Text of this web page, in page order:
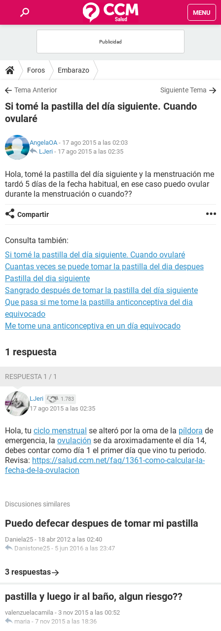
MENU
FOROS
SALUD
FAMILIA
NUTRICIÓN
SEXUALIDAD
GLOSARIO
Foros Embarazo
Tema Anterior Siguiente Tema
Si tomé la pastilla del día siguiente. Cuando
ovularé
AngelaOA- 17 ago 2015 a las 02:03
LJeri - 17 ago 2015 a las 02:35
Hola, tomé la pastilla del día siguiente y la menstruación me
tardó 5 días de la fecha habitual, en ese caso puedo ovular
durante la menstruación o cuando??
Compartir
Consulta también:
Si tomé la pastilla del día siguiente. Cuando ovularé
Cuantas veces se puede tomar la pastilla del dia despues
Pastilla del dia siguiente
Sangrado después de tomar la pastilla del día siguiente
Que pasa si me tome la pastilla anticonceptiva del dia
equivocado
Me tome una anticonceptiva en un día equivocado
1 respuesta
RESPUESTA 1 / 1
LJeri 1.783
17 ago 2015 a las 02:35
Hola, tu ciclo menstrual se alteró por la oma de la píldora de
emergencia, la ovulación se da aroximadamente el día 14,
debes contar como día 1 el primer día que vino tu periodo.
Revisa: https://salud.ccm.net/faq/1361-como-calcular-la-
fecha-de-la-ovulacion
Discusiones similares
Puedo defecar despues de tomar mi pastilla
Daniela25 - 18 abr 2012 a las 02:40
Danistone25 - 5 jun 2016 a las 23:47
3 respuestas
pastilla y luego ir al baño, algun riesgo??
valenzuelacamila - 3 nov 2015 a las 00:52
maria - 7 nov 2015 a las 18:36